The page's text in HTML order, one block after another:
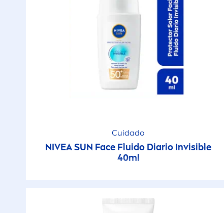
Cuidado
NIVEASUN Face Fluido Diario Invisible
40ml